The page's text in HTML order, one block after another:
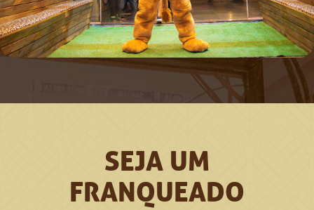
SEJA UM
FRANQUEADO